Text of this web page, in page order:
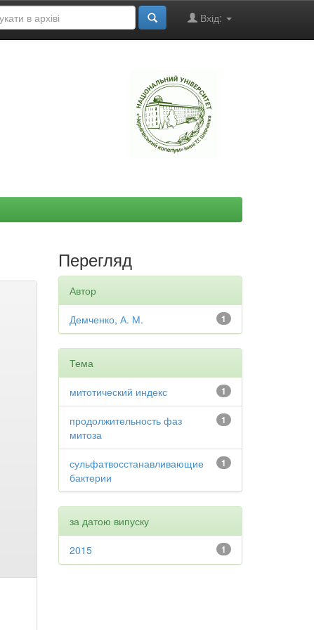
Вхід:
Перегляд
Автор
1
Демченко, А. М.
Тема
1
митотический индекс
1
продолжительность фаз
митоза
1
сульфатвосстанавливающие
бактерии
за датою випуску
1
2015